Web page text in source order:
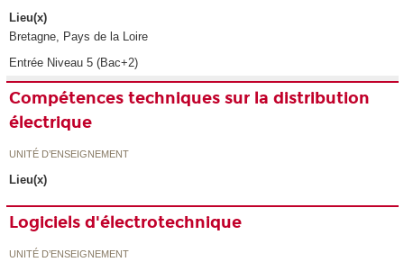
Lieu(x)
Bretagne, Pays de la Loire
Entrée Niveau 5 (Bac+2)
Compétences techniques sur la distribution
électrique
UNITÉ D’ENSEIGNEMENT
Lieu(x)
Logiciels d'électrotechnique
UNITÉ D’ENSEIGNEMENT